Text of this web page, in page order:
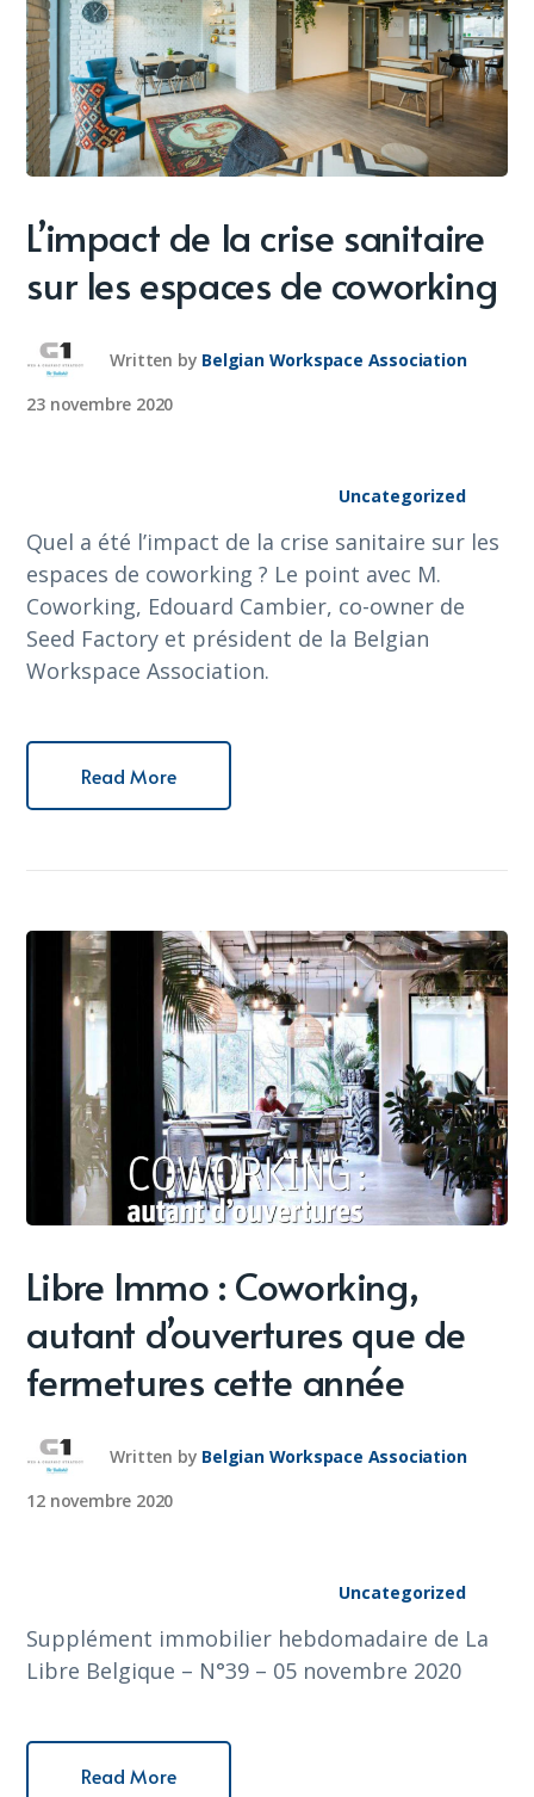
L’impact de la crise sanitaire
sur les espaces de coworking
Written by Belgian Workspace Association
23 novembre 2020
Uncategorized
Quel a été l’impact de la crise sanitaire sur les
espaces de coworking ? Le point avec M.
Coworking, Edouard Cambier, co-owner de
Seed Factory et président de la Belgian
Workspace Association.
Read More
Libre Immo : Coworking,
autant d’ouvertures que de
fermetures cette année
Written by Belgian Workspace Association
12 novembre 2020
Uncategorized
Supplément immobilier hebdomadaire de La
Libre Belgique – N°39 – 05 novembre 2020
Read More